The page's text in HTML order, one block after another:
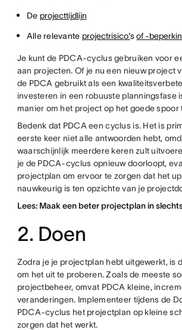
De projecttijdlijn
Alle relevante projectrisico'sof -
Je kunt de PDCA-cyclus gebruiken voor
aan projecten. Of je nu een nieuw project
de PDCA gebruikt als een
investeren in een robuuste planningsfase
manier om het project op het goede spoor
Bedenk dat PDCA een cyclus is. Het is
eerste keer niet alle antwoorden hebt,
waarschijnlijk meerdere keren zult
je de PDCA-cyclus opnieuw doorloopt,
projectplan om ervoor te zorgen dat het
nauwkeurig is ten opzichte van je
Lees: Maak een beter projectplan in
2. Doen
Zodra je je projectplan hebt uitgewerkt, is
om het uit te proberen. Zoals de meeste
projectbeheer, omvat PDCA kleine,
veranderingen. Implementeer tijdens de
PDCA-cyclus het projectplan op kleine
zorgen dat het werkt.